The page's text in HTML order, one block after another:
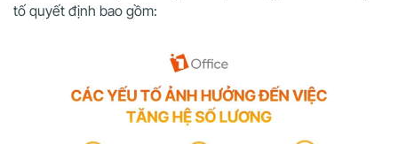
tố quyết định bao gồm: